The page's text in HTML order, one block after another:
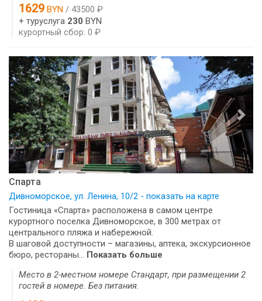
1629 BYN / 43500 ₽
+ туруслуга 230 BYN
курортный сбор: 0 ₽
Спарта
Дивноморское, ул. Ленина, 10/2 - показать на карте
Гостиница «Спарта» расположена в самом центре
курортного поселка Дивноморское, в 300 метрах от
центрального пляжа и набережной.
В шаговой доступности – магазины, аптека, экскурсионное
бюро, рестораны... Показать больше
Место в 2-местном номере Стандарт, при размещении 2
гостей в номере. Без питания.